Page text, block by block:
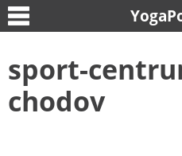
sport-
chodov